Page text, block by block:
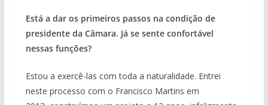
Está a dar os primeiros passos na condição de
presidente da Câmara. Já se sente confortável
nessas funções?
Estou a exercê-las com toda a naturalidade. Entrei
neste processo com o Francisco Martins em